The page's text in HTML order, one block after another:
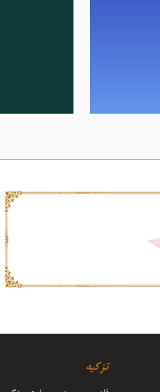
تزکیه